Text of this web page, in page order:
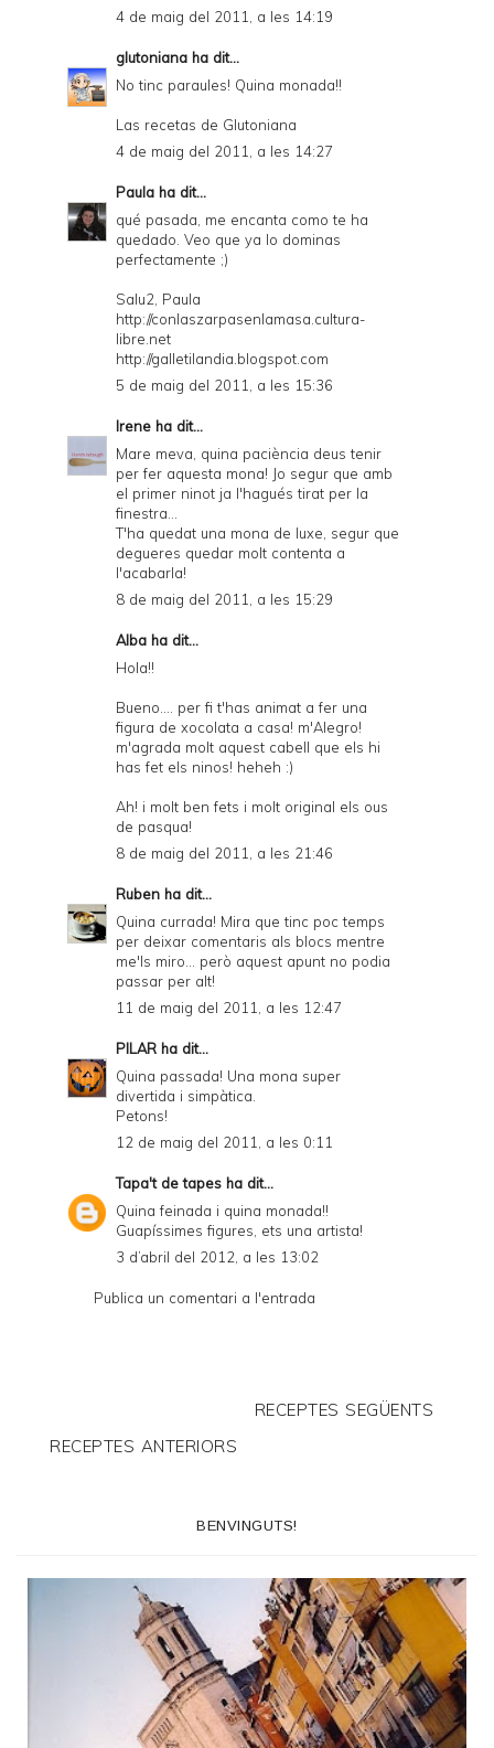
4 de maig del 2011, a les 14:19
glutoniana ha dit...
No tinc paraules! Quina monada!!
Las recetas de Glutoniana
4 de maig del 2011, a les 14:27
Paula ha dit...
qué pasada, me encanta como te ha
quedado. Veo que ya lo dominas
perfectamente ;)
Salu2, Paula
http://conlaszarpasenlamasa.cultura-
libre.net
http://galletilandia.blogspot.com
5 de maig del 2011, a les 15:36
Irene ha dit...
Mare meva, quina paciència deus tenir
per fer aquesta mona! Jo segur que amb
el primer ninot ja l'hagués tirat per la
finestra...
T'ha quedat una mona de luxe, segur que
degueres quedar molt contenta a
l'acabarla!
8 de maig del 2011, a les 15:29
Alba ha dit...
Hola!!
Bueno.... per fi t'has animat a fer una
figura de xocolata a casa! m'Alegro!
m'agrada molt aquest cabell que els hi
has fet els ninos! heheh :)
Ah! i molt ben fets i molt original els ous
de pasqua!
8 de maig del 2011, a les 21:46
Ruben ha dit...
Quina currada! Mira que tinc poc temps
per deixar comentaris als blocs mentre
me'ls miro... però aquest apunt no podia
passar per alt!
11 de maig del 2011, a les 12:47
PILAR ha dit...
Quina passada! Una mona super
divertida i simpàtica.
Petons!
12 de maig del 2011, a les 0:11
Tapa't de tapes ha dit...
Quina feinada i quina monada!!
Guapíssimes figures, ets una artista!
3 d’abril del 2012, a les 13:02
Publica un comentari a l'entrada
RECEPTES SEGÜENTS
RECEPTES ANTERIORS
BENVINGUTS!